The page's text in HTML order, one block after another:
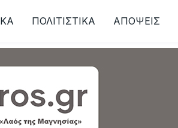
ΠΟΛΙΤΙΣΤΙΚΑ ΑΠΟΨΕΙΣ